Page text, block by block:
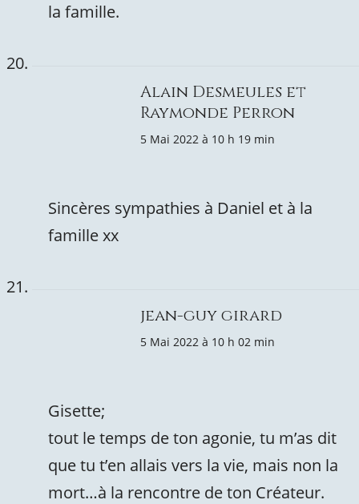
la famille.
Alain Desmeules et
Raymonde Perron
5 Mai 2022 à 10 h 19 min
Sincères sympathies à Daniel et à la
famille xx
jean-guy girard
5 Mai 2022 à 10 h 02 min
Gisette;
tout le temps de ton agonie, tu m’as dit
que tu t’en allais vers la vie, mais non la
mort…à la rencontre de ton Créateur.